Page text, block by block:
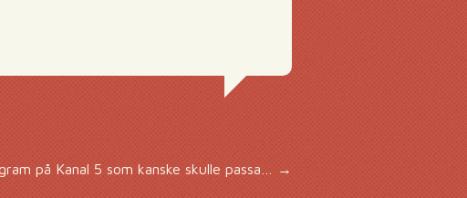
på Kanal 5 som kanske skulle passa…→